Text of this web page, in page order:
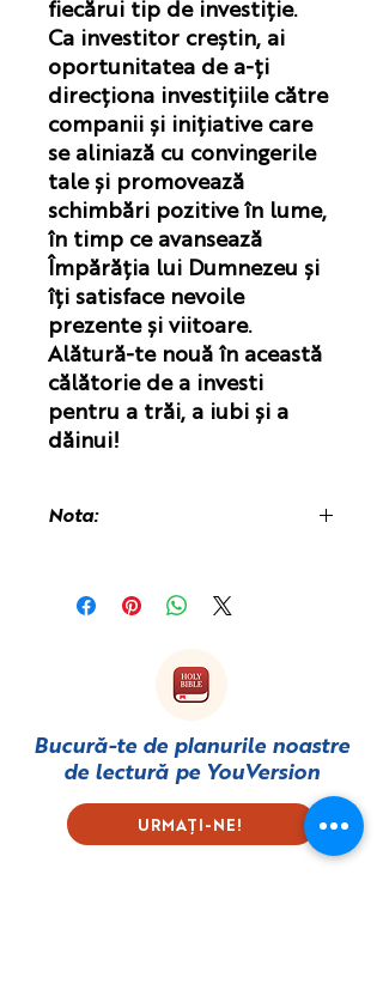
fiecărui tip de investiție.
Ca investitor creștin, ai
oportunitatea de a-ți
direcționa investițiile către
companii și inițiative care
se aliniază cu convingerile
tale și promovează
schimbări pozitive în lume,
în timp ce avansează
Împărăția lui Dumnezeu și
îți satisface nevoile
prezente și viitoare.
Alătură-te nouă în această
călătorie de a investi
pentru a trăi, a iubi și a
dăinui!
Nota:
deoarece aceasta este tipărită și
Bucură-te de planurile noastre
de lectură peYouVersion
URMAȚI-NE!